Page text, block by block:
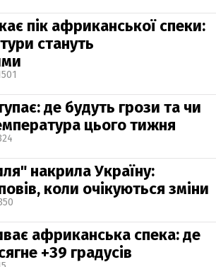
пік африканської спеки:
стануть
де будуть грози та чи
цього тижня
накрила Україну:
коли очікуються зміни
африканська спека: де
+39 градусів